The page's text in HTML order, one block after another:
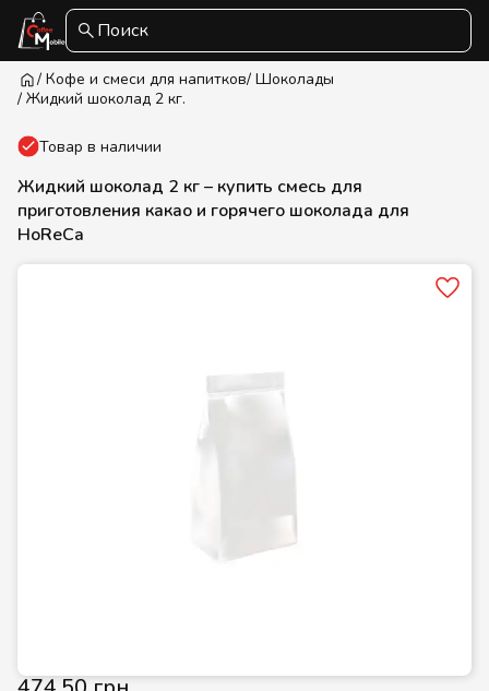
Поиск
/ Кофе и смеси для напитков/ Шоколады
/ Жидкий шоколад 2 кг.
Товар в наличии
Жидкий шоколад 2 кг – купить смесь для
приготовления какао и горячего шоколада для
HoReCa